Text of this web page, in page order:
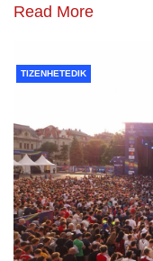
Read More
TIZENHETEDIK